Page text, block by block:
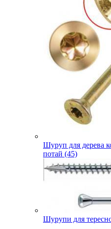
Шуруп для дерева
потай (45)
Шурупи для